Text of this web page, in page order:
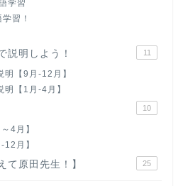
学習
習！
説明しよう！ 11
明【9月-12月】
明【1月-4月】
10
4月】
12月】
て原田先生！】 25